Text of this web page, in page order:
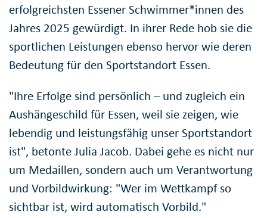
erfolgreichsten Essener Schwimmer*innen des
Jahres 2025 gewürdigt. In ihrer Rede hob sie die
sportlichen Leistungen ebenso hervor wie deren
Bedeutung für den Sportstandort Essen.
"Ihre Erfolge sind persönlich – und zugleich ein
Aushängeschild für Essen, weil sie zeigen, wie
lebendig und leistungsfähig unser Sportstandort
ist", betonte Julia Jacob. Dabei gehe es nicht nur
um Medaillen, sondern auch um Verantwortung
und Vorbildwirkung: "Wer im Wettkampf so
sichtbar ist, wird automatisch Vorbild."